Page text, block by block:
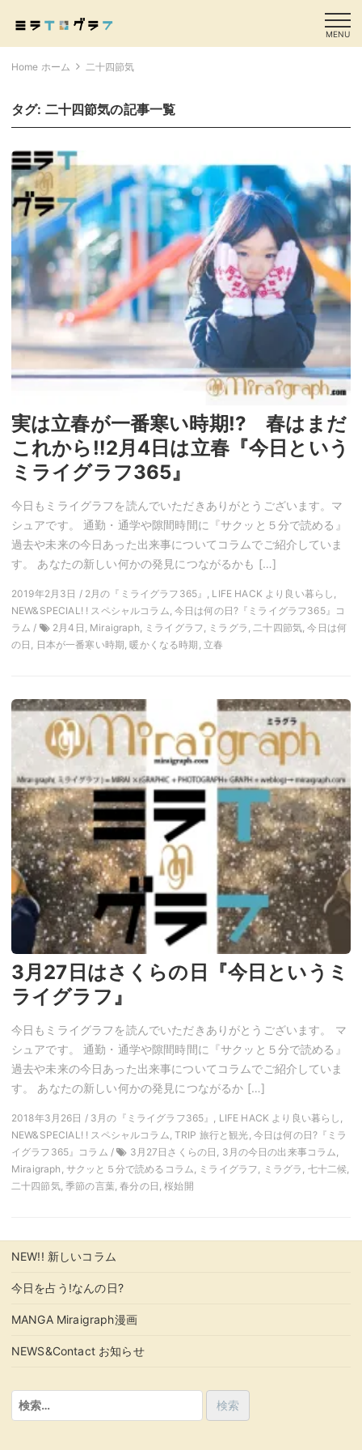
MENU
Home ホーム 二十四節気
タグ: 二十四節気の記事一覧
実は立春が一番寒い時期!? 春はまだ
これから‼︎2月4日は立春『今日という
ミライグラフ365』
今日もミライグラフを読んでいただきありがとうございます。マ
シュアです。 通勤・通学や隙間時間に『サクッと５分で読める』
過去や未来の今日あった出来事についてコラムでご紹介していま
す。 あなたの新しい何かの発見につながるかも […]
2019年2月3日 / 2月の『ミライグラフ365』, LIFE HACK より良い暮らし,
NEW&SPECIAL! ! スペシャルコラム, 今日は何の日?『ミライグラフ365』コ
ラム /
2月4日, Miraigraph, ミライグラフ, ミラグラ, 二十四節気, 今日は何
の日, 日本が一番寒い時期, 暖かくなる時期, 立春
3月27日はさくらの日『今日というミ
ライグラフ』
今日もミライグラフを読んでいただきありがとうございます。 マ
シュアです。 通勤・通学や隙間時間に『サクッと５分で読める』
過去や未来の今日あった出来事についてコラムでご紹介していま
す。 あなたの新しい何かの発見につながるか […]
2018年3月26日 / 3月の『ミライグラフ365』, LIFE HACK より良い暮らし,
NEW&SPECIAL! ! スペシャルコラム, TRIP 旅行と観光, 今日は何の日?『ミラ
イグラフ365』コラム /
3月27日さくらの日, 3月の今日の出来事コラム,
Miraigraph, サクッと５分で読めるコラム, ミライグラフ, ミラグラ, 七十二候,
二十四節気, 季節の言葉, 春分の日, 桜始開
NEW!! 新しいコラム
今日を占う!なんの日?
MANGA Miraigraph漫画
NEWS&Contact お知らせ
検
索: